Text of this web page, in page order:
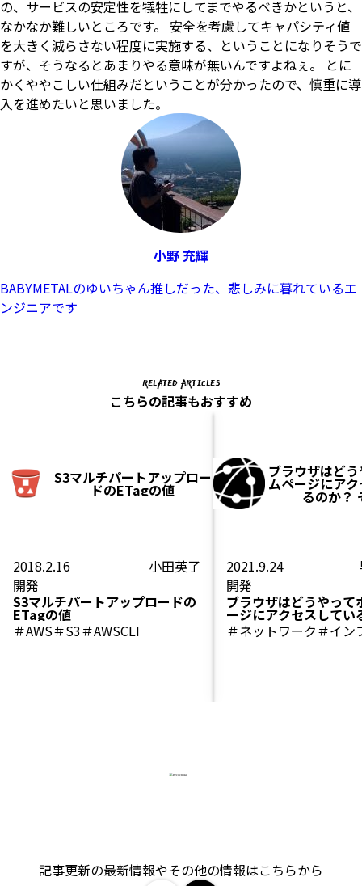
の、サービスの安定性を犠牲にしてまでやるべきかというと、
なかなか難しいところです。 安全を考慮してキャパシティ値
を大きく減らさない程度に実施する、ということになりそうで
すが、そうなるとあまりやる意味が無いんですよねぇ。 とに
かくややこしい仕組みだということが分かったので、慎重に導
入を進めたいと思いました。
小野 充輝
BABYMETALのゆいちゃん推しだった、悲しみに暮れているエ
ンジニアです
RELATED ARTICLES
こちらの記事もおすすめ
S3マルチパートアップロー
ドのETagの値
2018.2.16
小田英了
開発
S3マルチパートアップロードの
ETagの値
＃AWS＃S3＃AWSCLI
ブラウザはど
ムページにア
るのか？
2021.9.24
開発
ブラウザはどうやって
ージにアクセスしてい
その1
＃ネットワーク＃イン
記事更新の最新情報やその他の情報はこちらから